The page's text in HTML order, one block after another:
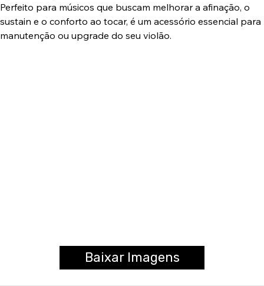
Perfeito para músicos que buscam melhorar a afinação, o
sustain e o conforto ao tocar, é um acessório essencial para
manutenção ou upgrade do seu violão.
Baixar Imagens